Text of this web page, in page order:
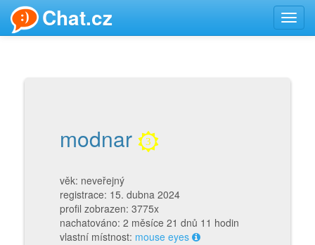
Chat.cz
modnar 3
věk: neveřejný
registrace: 15. dubna 2024
profil zobrazen: 3775x
nachatováno: 2 měsíce 21 dnů 11 hodin
vlastní místnost: mouse eyes